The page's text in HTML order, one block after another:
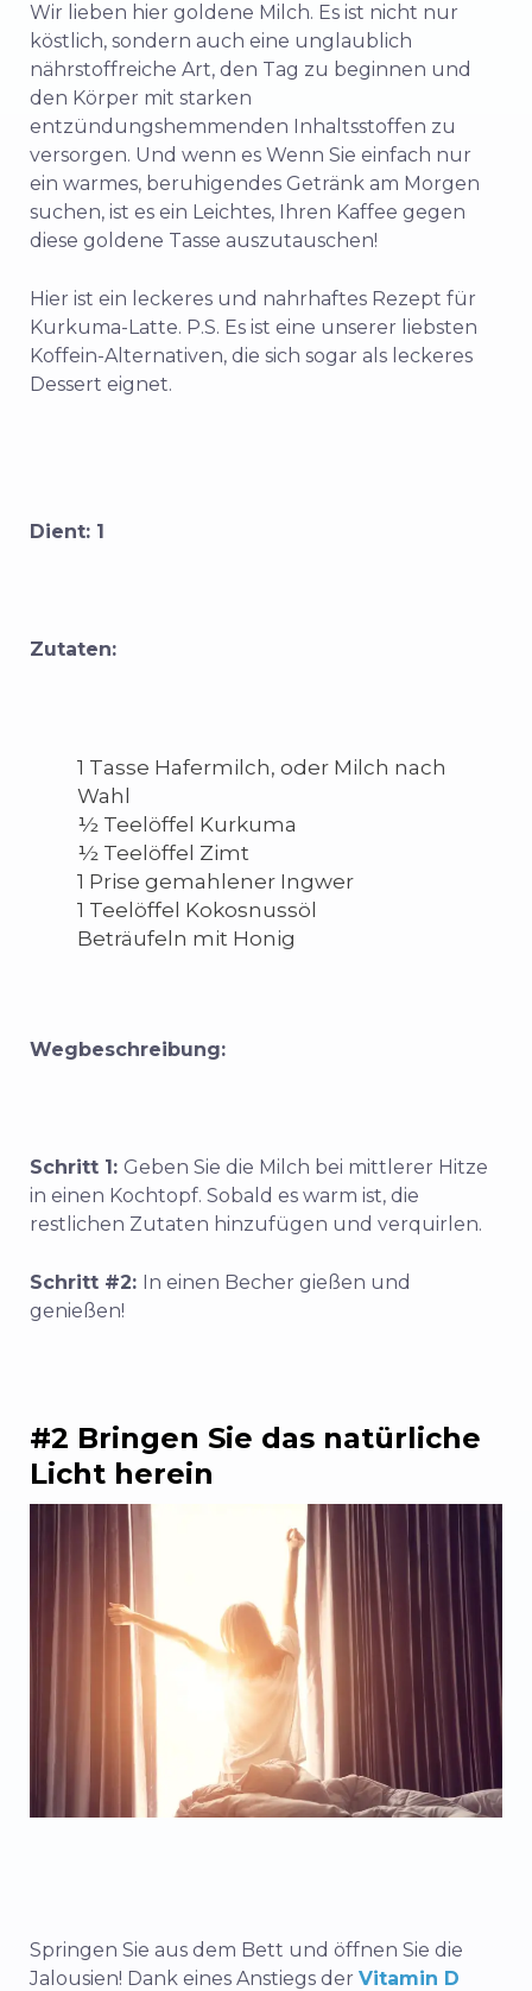
Wir lieben hier goldene Milch. Es ist nicht nur
köstlich, sondern auch eine unglaublich
nährstoffreiche Art, den Tag zu beginnen und
den Körper mit starken
entzündungshemmenden Inhaltsstoffen zu
versorgen. Und wenn es Wenn Sie einfach nur
ein warmes, beruhigendes Getränk am Morgen
suchen, ist es ein Leichtes, Ihren Kaffee gegen
diese goldene Tasse auszutauschen!
Hier ist ein leckeres und nahrhaftes Rezept für
Kurkuma-Latte. P.S. Es ist eine unserer liebsten
Koffein-Alternativen, die sich sogar als leckeres
Dessert eignet.
Dient: 1
Zutaten:
1 Tasse Hafermilch, oder Milch nach
Wahl
½ Teelöffel Kurkuma
½ Teelöffel Zimt
1 Prise gemahlener Ingwer
1 Teelöffel Kokosnussöl
Beträufeln mit Honig
Wegbeschreibung:
Schritt 1: Geben Sie die Milch bei mittlerer Hitze
in einen Kochtopf. Sobald es warm ist, die
restlichen Zutaten hinzufügen und verquirlen.
Schritt #2: In einen Becher gießen und
genießen!
#2 Bringen Sie das natürliche
Licht herein
Springen Sie aus dem Bett und öffnen Sie die
Jalousien! Dank eines Anstiegs der Vitamin D